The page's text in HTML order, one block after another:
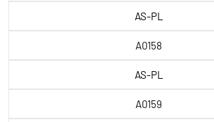
AS-PL
A0158
AS-PL
A0159